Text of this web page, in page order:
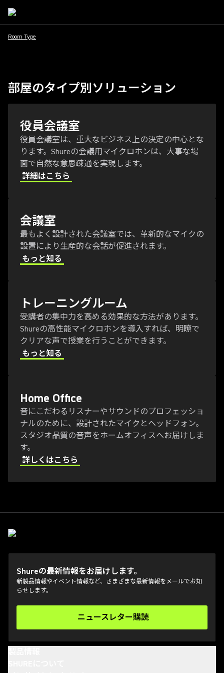
Room Type
部屋のタイプ別ソリューション
役員会議室
役員会議室は、重大なビジネス上の決定の中心とな
ります。Shureの会議用マイクロホンは、大事な場
面で自然な意思疎通を実現します。
詳細はこちら
会議室
最もよく設計された会議室では、革新的なマイクの
設置により生産的な会話が促進されます。
もっと知る
トレーニングルーム
受講者の集中力を高める効果的な方法があります。
Shureの高性能マイクロホンを導入すれば、明瞭で
クリアな声で授業を行うことができます。
もっと知る
Home Office
音にこだわるリスナーやサウンドのプロフェッショ
ナルのために、設計されたマイクとヘッドフォン。
スタジオ品質の音声をホームオフィスへお届けしま
す。
詳しくはこちら
Shureの最新情報をお届けします。
新製品情報やイベント情報など、さまざまな最新情報をメールでお知
らせします。
ニュースレター購読
(Opens in a new tab)